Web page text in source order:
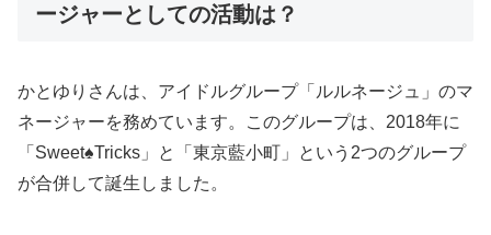
ージャーとしての活動は？
かとゆりさんは、アイドルグループ「ルルネージュ」のマ
ネージャーを務めています。このグループは、2018年に
「Sweet♠Tricks」と「東京藍小町」という2つのグループ
が合併して誕生しました。